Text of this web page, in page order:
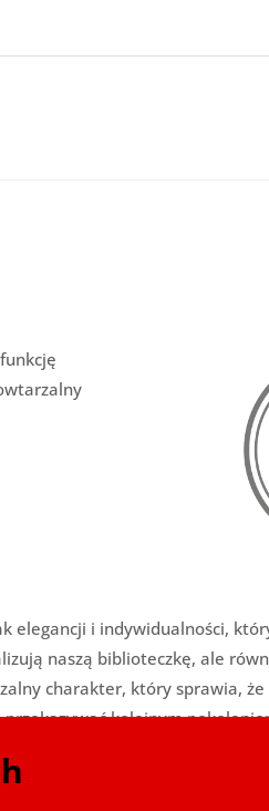
elegancji i indywidualności,
naszą biblioteczkę, ale
charakter, który sprawia,
kolejnym
jako środka identyfikacji